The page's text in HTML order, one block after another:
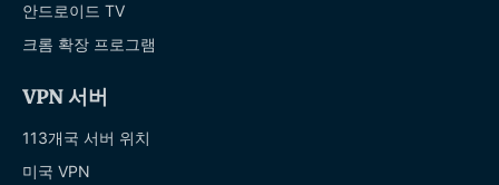
안드로이드 TV
크롬 확장 프로그램
VPN 서버
113개국 서버 위치
미국 VPN